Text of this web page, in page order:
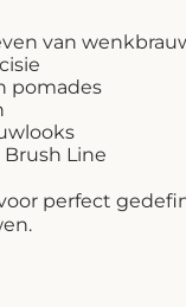
van
pomades
Brush Line
perfect